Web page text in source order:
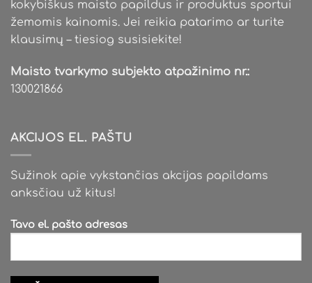
kokybiškus maisto papildus ir produktus sportui
žemomis kainomis. Jei reikia patarimo ar turite
klausimų – tiesiog susisiekite!
Maisto tvarkymo subjekto atpažinimo nr.:
130021866
AKCIJOS EL. PAŠTU
Sužinok apie vykstančias akcijas papildams
anksčiau už kitus!
Tavo el. pašto adresas